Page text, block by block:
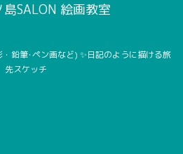
SALON 絵画教室
鉛筆･ペン画など) ✨日記のように描ける旅
先スケッチ